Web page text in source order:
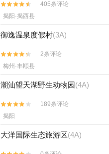


405条评论
揭阳·揭西县
御逸温泉度假村(3A)


2条评论
梅州·丰顺县
潮汕望天湖野生动物园(4A)


189条评论
揭阳
大洋国际生态旅游区(4A)